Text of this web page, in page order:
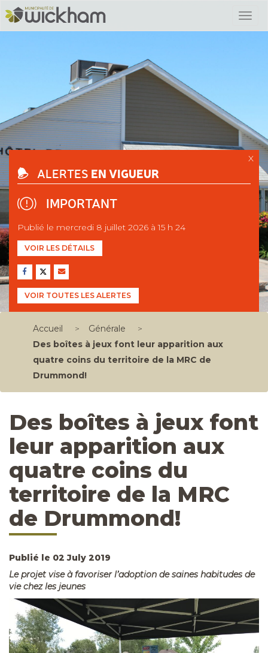
X
ALERTES EN VIGUEUR
IMPORTANT
Publié le mercredi 8 juillet 2026 à 15 h 24
VOIR LES DÉTAILS
VOIR TOUTES LES ALERTES
Accueil > Générale
>
Des boîtes à jeux font leur apparition aux
quatre coins du territoire de la MRC de
Drummond!
Des boîtes à jeux font
leur apparition aux
quatre coins du
territoire de la MRC
de Drummond!
Publié le 02 July 2019
Le projet vise à favoriser l’adoption de saines habitudes de
vie chez les jeunes